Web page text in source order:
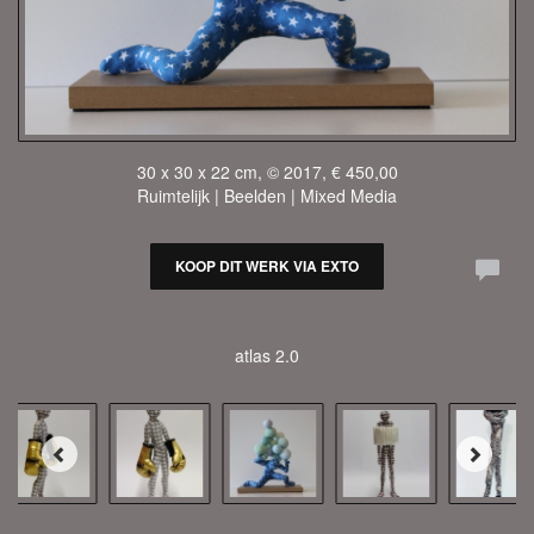
30 x 30 x 22 cm, © 2017, € 450,00
Ruimtelijk | Beelden | Mixed Media
KOOP DIT WERK VIA EXTO
atlas 2.0